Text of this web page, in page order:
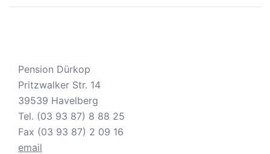
Pension Dürkop
Pritzwalker Str. 14
39539 Havelberg
Tel. (03 93 87) 8 88 25
Fax (03 93 87) 2 09 16
email